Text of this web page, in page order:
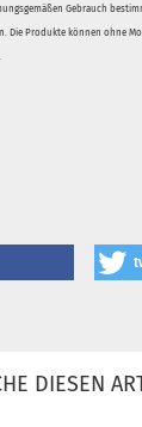
Gebrauch
Die Produkte können ohne
DIESEN